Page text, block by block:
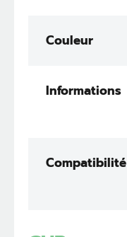
Couleur
Informations
Compatibilité